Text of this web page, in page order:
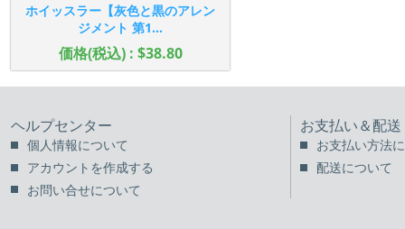
ホイッスラー【灰色と黒のアレン
ジメント 第1...
価格(税込) : $38.80
ヘルプセンター
個人情報について
アカウントを作成する
お問い合せについて
お支払い＆配送
お支払い方法
配送について